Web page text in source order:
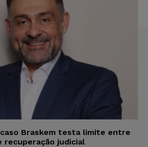
Braskem testa limite entre
judicial